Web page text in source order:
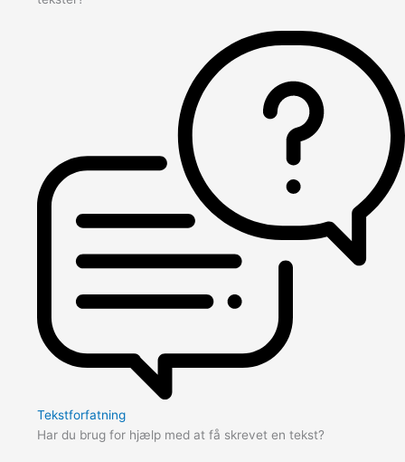
Tekstforfatning
Har du brug for hjælp med at få skrevet en tekst?